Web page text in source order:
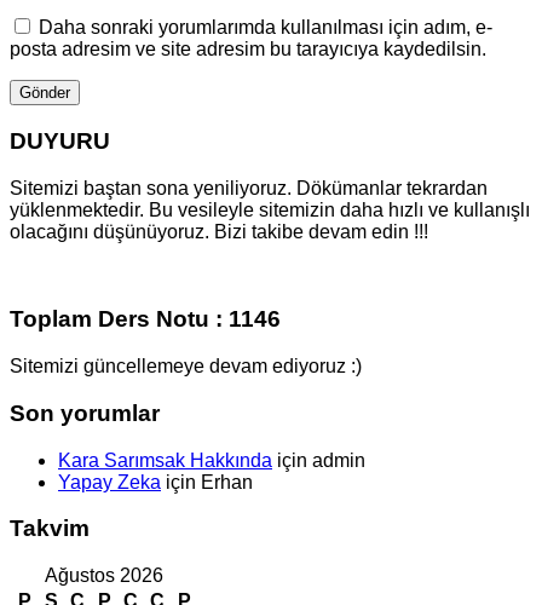
Daha sonraki yorumlarımda kullanılması için adım, e-
posta adresim ve site adresim bu tarayıcıya kaydedilsin.
DUYURU
Sitemizi baştan sona yeniliyoruz. Dökümanlar tekrardan
yüklenmektedir. Bu vesileyle sitemizin daha hızlı ve kullanışlı
olacağını düşünüyoruz. Bizi takibe devam edin !!!
Toplam Ders Notu : 1146
Sitemizi güncellemeye devam ediyoruz :)
Son yorumlar
Kara Sarımsak Hakkında için admin
Yapay Zeka için Erhan
Takvim
Ağustos 2026
P
S Ç P C C
P